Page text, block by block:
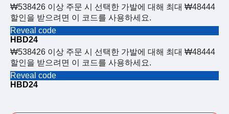
₩538426 이상 주문 시 선택한 가발에 대해 최대 ₩48444
할인을 받으려면 이 코드를 사용하세요.
Reveal code
HBD24
₩538426 이상 주문 시 선택한 가발에 대해 최대 ₩48444
할인을 받으려면 이 코드를 사용하세요.
Reveal code
HBD24